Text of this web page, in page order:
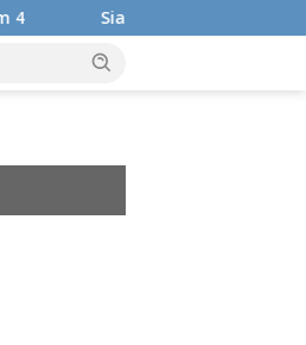
Harumkan Nama Bangsa, Audrey